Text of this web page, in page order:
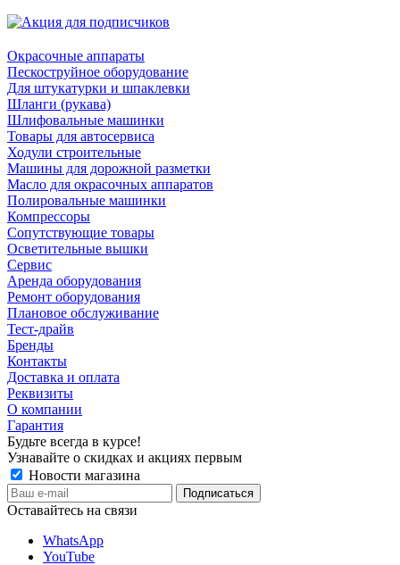
Окрасочные аппараты
Пескоструйное оборудование
Для штукатурки и шпаклевки
Шланги (рукава)
Шлифовальные машинки
Товары для автосервиса
Ходули строительные
Машины для дорожной разметки
Масло для окрасочных аппаратов
Полировальные машинки
Компрессоры
Сопутствующие товары
Осветительные вышки
Сервис
Аренда оборудования
Ремонт оборудования
Плановое обслуживание
Тест-драйв
Бренды
Контакты
Доставка и оплата
Реквизиты
О компании
Гарантия
Будьте всегда в курсе!
Узнавайте о скидках и акциях первым
Новости магазина
Оставайтесь на связи
WhatsApp
YouTube